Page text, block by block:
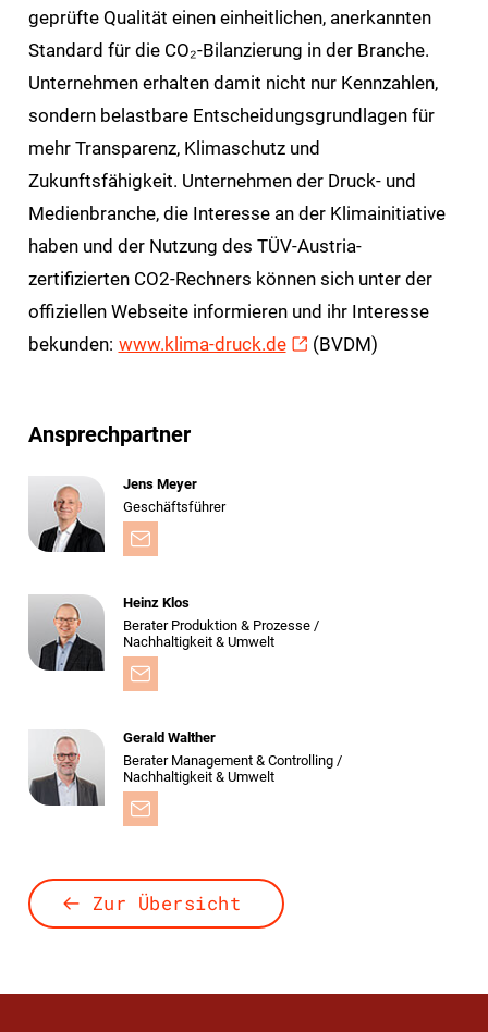
geprüfte Qualität einen einheitlichen, anerkannten
Standard für die CO₂-Bilanzierung in der Branche.
Unternehmen erhalten damit nicht nur Kennzahlen,
sondern belastbare Entscheidungsgrundlagen für
mehr Transparenz, Klimaschutz und
Zukunftsfähigkeit. Unternehmen der Druck- und
Medienbranche, die Interesse an der Klimainitiative
haben und der Nutzung des TÜV-Austria-
zertifizierten CO2-Rechners können sich unter der
offiziellen Webseite informieren und ihr Interesse
bekunden: www.klima-druck.de (BVDM)
Ansprechpartner
Jens Meyer
Geschäftsführer
Heinz Klos
Berater Produktion & Prozesse /
Nachhaltigkeit & Umwelt
Gerald Walther
Berater Management & Controlling /
Nachhaltigkeit & Umwelt
Zur Übersicht